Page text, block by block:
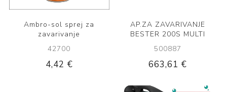
Ambro-sol sprej za
zavarivanje
42700
4,42 €
AP.ZA ZAVARIVANJE
BESTER 200S MULTI
500887
663,61 €